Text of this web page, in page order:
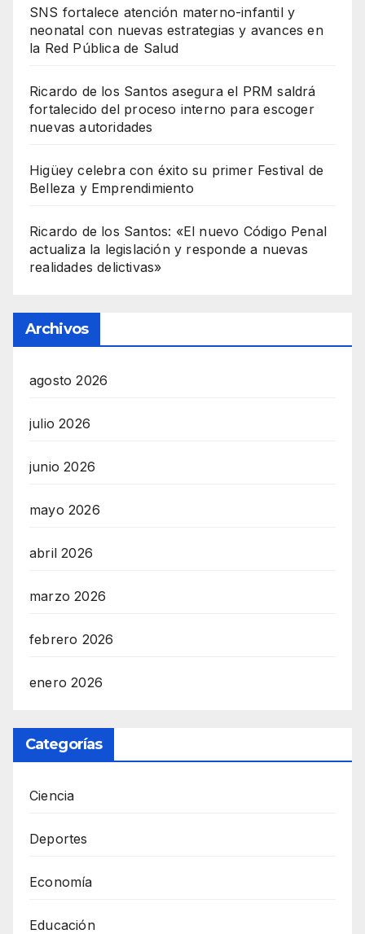
SNS fortalece atención materno-infantil y
neonatal con nuevas estrategias y avances en
la Red Pública de Salud
Ricardo de los Santos asegura el PRM saldrá
fortalecido del proceso interno para escoger
nuevas autoridades
Higüey celebra con éxito su primer Festival de
Belleza y Emprendimiento
Ricardo de los Santos: «El nuevo Código Penal
actualiza la legislación y responde a nuevas
realidades delictivas»
Archivos
agosto 2026
julio 2026
junio 2026
mayo 2026
abril 2026
marzo 2026
febrero 2026
enero 2026
Categorías
Ciencia
Deportes
Economía
Educación